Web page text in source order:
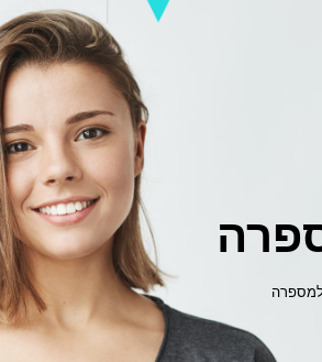
למספרה